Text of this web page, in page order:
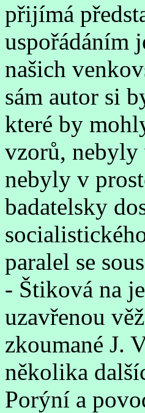
přijímá
uspořádáním
našich
sám autor si
které by
vzorů, nebyly
nebyly v
badatelsky
paralel se
- Štiková na
uzavřenou
zkoumané J.
několika
Porýní a